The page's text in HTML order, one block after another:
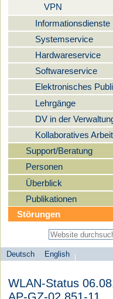
VPN
Informationsdienste
Systemservice
Hardwareservice
Softwareservice
Elektronisches
Lehrgänge
DV in der
Kollaboratives
Support/Beratung
Personen
Überblick
Publikationen
Störungen
Sprachauswahl
Deutsch
English
search-
Universität
WLAN-Status